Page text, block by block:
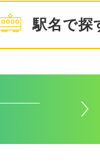
駅名で探